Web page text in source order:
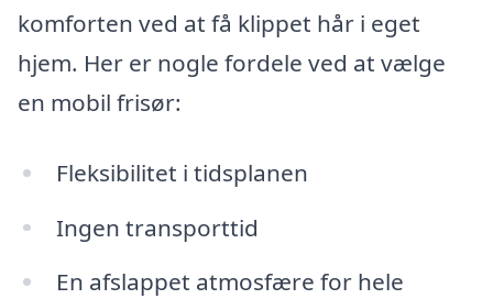
komforten ved at få klippet hår i eget
hjem. Her er nogle fordele ved at vælge
en mobil frisør:
Fleksibilitet i tidsplanen
Ingen transporttid
En afslappet atmosfære for hele